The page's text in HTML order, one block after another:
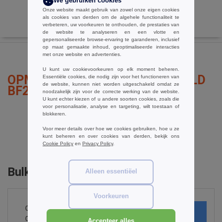
OPMERKINGEN OVER BEECHFIELD
BF285
een opmerking toevoegen
Bulk Orders
0 ARTIKELEN
€
0.00
Onze website maakt gebruik van zowel onze eigen cookies
als cookies van derden om de algehele functionaliteit te
verbeteren, uw voorkeuren te onthouden, de prestaties van
de website te analyseren en een vlotte en
gepersonaliseerde browse-ervaring te garanderen, inclusief
op maat gemaakte inhoud, geoptimaliseerde interacties
met onze website en advertenties.
U kunt uw cookievoorkeuren op elk moment beheren.
Essentiële cookies, die nodig zijn voor het functioneren van
de website, kunnen niet worden uitgeschakeld omdat ze
noodzakelijk zijn voor de correcte werking van de website.
U kunt echter kiezen of u andere soorten cookies, zoals die
voor personalisatie, analyse en targeting, wilt toestaan of
blokkeren.
Voor meer details over hoe we cookies gebruiken, hoe u ze
kunt beheren en over cookies van derden, bekijk ons
Cookie Policy en Privacy Policy.
Alleen essentiëel
Voorkeuren